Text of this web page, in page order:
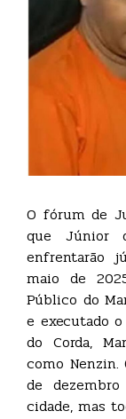
O fórum de
que Júnior
enfrentarão
maio de
Público do
e executado
do Corda,
como
de
cidade, mas